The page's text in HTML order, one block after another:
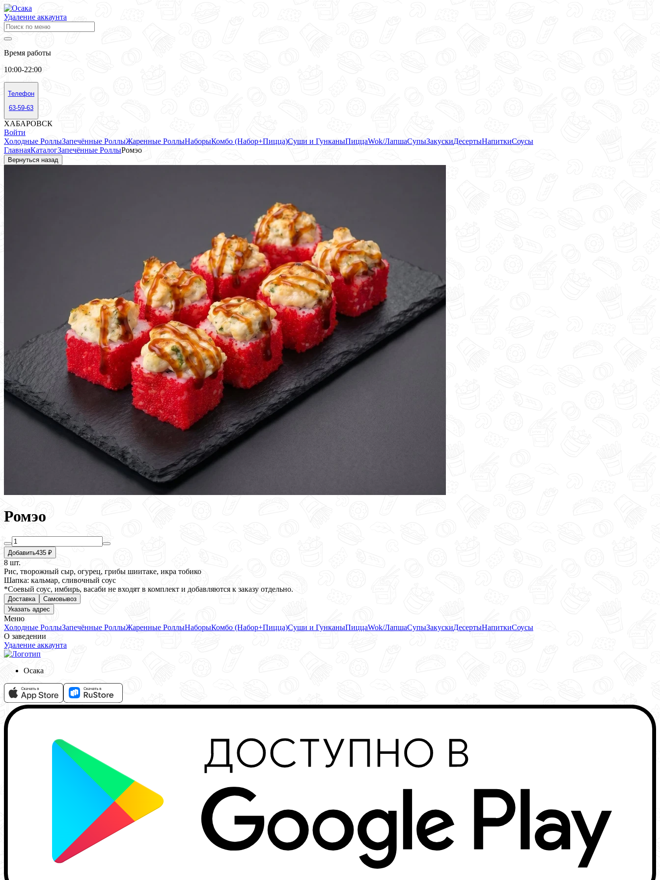
Удаление аккаунта
Время работы
10:00-22:00
Телефон
63-59-63
ХАБАРОВСК
Войти
Холодные РоллыЗапечённые РоллыЖаренные РоллыНаборыКомбо (Набор+Пицца)Суши и ГунканыПиццаWok/ЛапшаСупыЗакускиДесертыНапиткиСоусы
ГлавнаяКаталогЗапечённые РоллыРомэо
Вернуться назад
Ромэо
Добавить435 ₽
8 шт.
Рис, творожный сыр, огурец, грибы шиитаке, икра тобико
Шапка: кальмар, сливочный соус
*Соевый соус, имбирь, васаби не входят в комплект и добавляются к заказу отдельно.
Доставка
Самовывоз
Указать адрес
Меню
Холодные РоллыЗапечённые РоллыЖаренные РоллыНаборыКомбо (Набор+Пицца)Суши и ГунканыПиццаWok/ЛапшаСупыЗакускиДесертыНапиткиСоусы
О заведении
Удаление аккаунта
Осака